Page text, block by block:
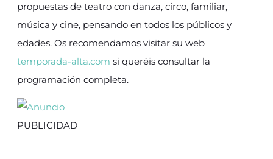
propuestas de teatro con danza, circo, familiar,
música y cine, pensando en todos los públicos y
edades. Os recomendamos visitar su web
temporada-alta.com si queréis consultar la
programación completa.
PUBLICIDAD